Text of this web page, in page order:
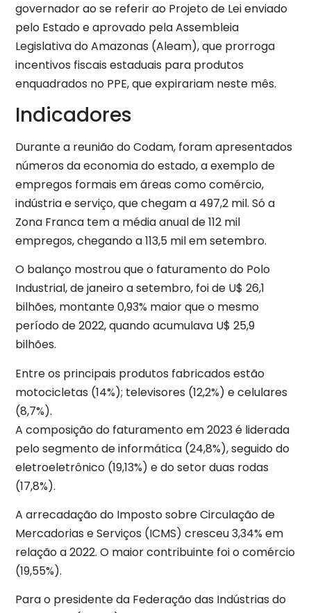
governador ao se referir ao Projeto de Lei enviado
pelo Estado e aprovado pela Assembleia
Legislativa do Amazonas (Aleam), que prorroga
incentivos fiscais estaduais para produtos
enquadrados no PPE, que expirariam neste mês.
Indicadores
Durante a reunião do Codam, foram apresentados
números da economia do estado, a exemplo de
empregos formais em áreas como comércio,
indústria e serviço, que chegam a 497,2 mil. Só a
Zona Franca tem a média anual de 112 mil
empregos, chegando a 113,5 mil em setembro.
O balanço mostrou que o faturamento do Polo
Industrial, de janeiro a setembro, foi de U$ 26,1
bilhões, montante 0,93% maior que o mesmo
período de 2022, quando acumulava U$ 25,9
bilhões.
Entre os principais produtos fabricados estão
motocicletas (14%); televisores (12,2%) e celulares
(8,7%).
A composição do faturamento em 2023 é liderada
pelo segmento de informática (24,8%), seguido do
eletroeletrônico (19,13%) e do setor duas rodas
(17,8%).
A arrecadação do Imposto sobre Circulação de
Mercadorias e Serviços (ICMS) cresceu 3,34% em
relação a 2022. O maior contribuinte foi o comércio
(19,55%).
Para o presidente da Federação das Indústrias do